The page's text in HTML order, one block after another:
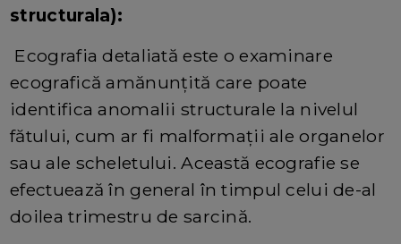
structurala):
Ecografia detaliată este o examinare
ecografică amănunțită care poate
identifica anomalii structurale la nivelul
fătului, cum ar fi malformații ale organelor
sau ale scheletului. Această ecografie se
efectuează în general în timpul celui de-al
doilea trimestru de sarcină.